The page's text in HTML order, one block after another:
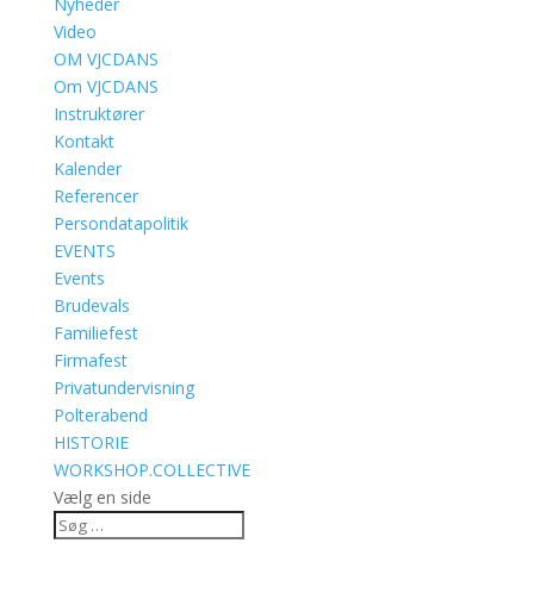
Video
OM VJCDANS
Om VJCDANS
Instruktører
Kontakt
Kalender
Referencer
Persondatapolitik
EVENTS
Events
Brudevals
Familiefest
Firmafest
Privatundervisning
Polterabend
HISTORIE
WORKSHOP.COLLECTIVE
Vælg en side